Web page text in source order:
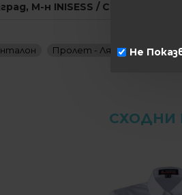
Не
М-н INISESS / София,
Пролет - Лято 2023
СХОДНИ